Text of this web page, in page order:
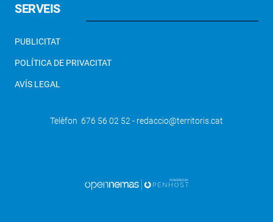
SERVEIS
PUBLICITAT
POLÍTICA DE PRIVACITAT
AVÍS LEGAL
Telèfon 676 56 02 52 - redaccio@territoris.cat